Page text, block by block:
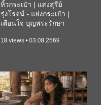
หิ้วกระเป๋า | แสงสุรีย์
รุ่งโรจน์ - แย่งกระเป๋า |
เตือนใจ บุญพระรักษา
18 views • 03.08.2569